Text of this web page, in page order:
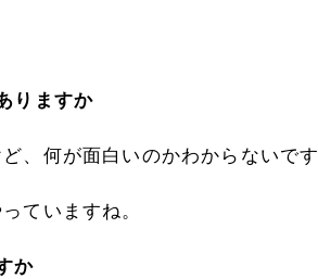
りますか
、何が面白いのかわからないです
ていますね。
か